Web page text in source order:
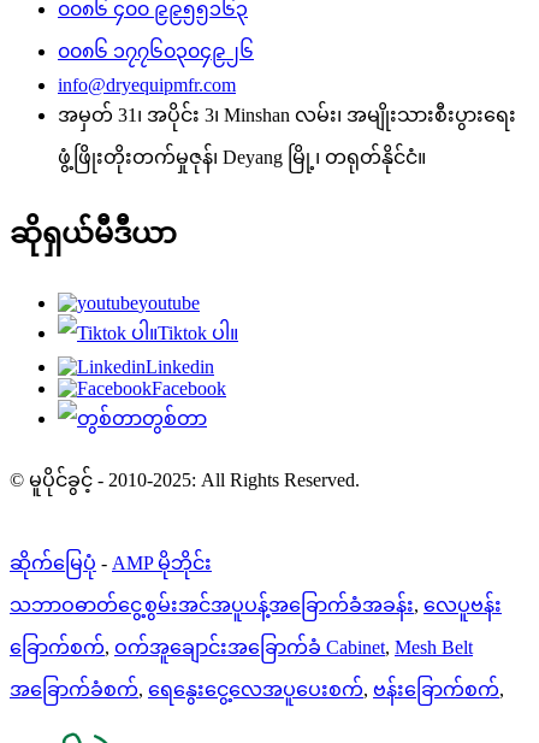
၀၀၈၆ ၄၀၀ ၉၉၅၅၁၆၃
၀၀၈၆ ၁၇၇၆၀၃၀၄၉၂၆
info@dryequipmfr.com
အမှတ် 31၊ အပိုင်း 3၊ Minshan လမ်း၊ အမျိုးသားစီးပွားရေး
ဖွံ့ဖြိုးတိုးတက်မှုဇုန်၊ Deyang မြို့၊ တရုတ်နိုင်ငံ။
ဆိုရှယ်မီဒီယာ
youtube
Tiktok ပါ။
Linkedin
Facebook
တွစ်တာ
© မူပိုင်ခွင့် - 2010-2025: All Rights Reserved.
ဆိုက်မြေပုံ - AMP မိုဘိုင်း
သဘာဝဓာတ်ငွေ့စွမ်းအင်အပူပန့်အခြောက်ခံအခန်း, လေပူဗန်း
ခြောက်စက်, ဝက်အူချောင်းအခြောက်ခံ Cabinet, Mesh Belt
အခြောက်ခံစက်, ရေနွေးငွေ့လေအပူပေးစက်, ဗန်းခြောက်စက်,